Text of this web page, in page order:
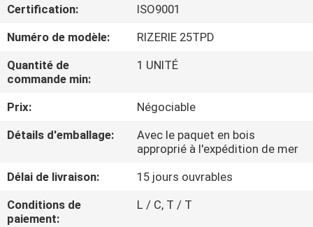
VISITE
D'USINE
CONTRÔLE
DE
QUALITÉ
CONTACTEZ-
NOUS
Certification:
ISO9001
Numéro de modèle:
RIZERIE 25TPD
Quantité de
commande min:
1 UNITÉ
Prix:
Négociable
Détails d'emballage:
Avec le paquet en bois
approprié à l'expédition de mer
Délai de livraison:
15 jours ouvrables
Conditions de
paiement:
L / C, T / T